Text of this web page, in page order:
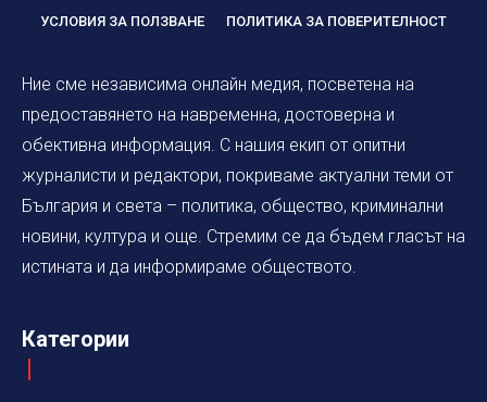
УСЛОВИЯ ЗА ПОЛЗВАНЕ ПОЛИТИКА ЗА ПОВЕРИТЕЛНОСТ
Ние сме независима онлайн медия, посветена на
предоставянето на навременна, достоверна и
обективна информация. С нашия екип от опитни
журналисти и редактори, покриваме актуални теми от
България и света – политика, общество, криминални
новини, култура и още. Стремим се да бъдем гласът на
истината и да информираме обществото.
Категории